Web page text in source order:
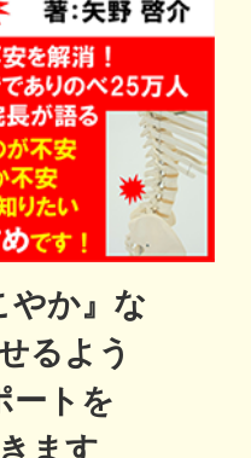
やか』な
るよう
ートを
ます